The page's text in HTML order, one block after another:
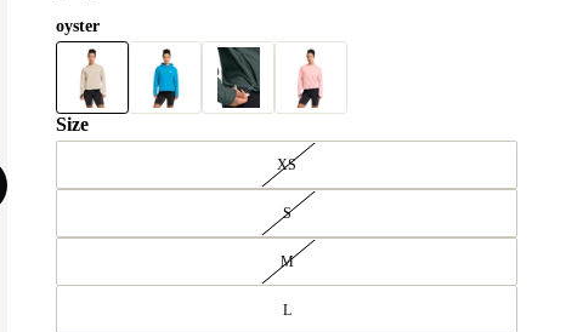
oyster
Size
XS
S
M
L